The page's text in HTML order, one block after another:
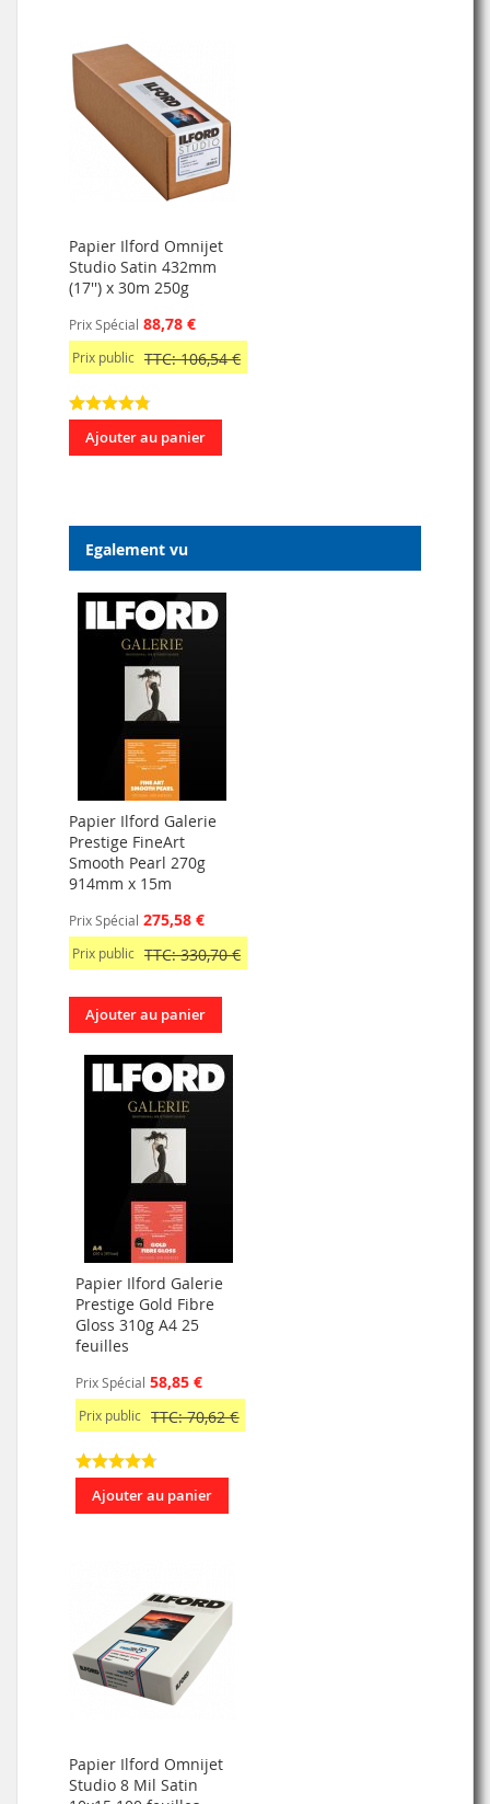
Papier Ilford Omnijet
Studio Satin 432mm
(17'') x 30m 250g
Prix Spécial 88,78 €
Prix public TTC: 106,54 €
Ajouter au panier
Egalement vu
Papier Ilford Galerie
Prestige FineArt
Smooth Pearl 270g
914mm x 15m
Prix Spécial 275,58 €
Prix public TTC: 330,70 €
Ajouter au panier
Papier Ilford Galerie
Prestige Gold Fibre
Gloss 310g A4 25
feuilles
Prix Spécial 58,85 €
Prix public TTC: 70,62 €
Ajouter au panier
Papier Ilford Omnijet
Studio 8 Mil Satin